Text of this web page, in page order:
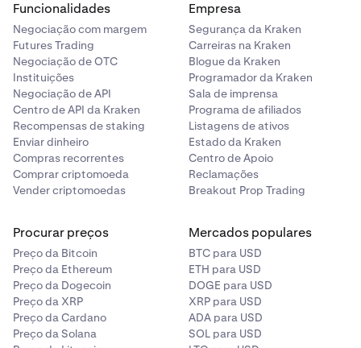
o volume da próxima ordem de venda (0,01107871 BTC
a 46.292,5 USD).
Nota: os preços no livro de ordens podem mudar até ao
momento em que coloca a sua ordem. Se quiser que a
sua ordem seja executada apenas como maker,
selecione a opção "
" no formulário de Ordem.
Esta funcionalidade cancelará a sua ordem de compra
limite se corresponder ao lado de venda do livro de
ordens.
No exemplo abaixo, um comprador está interessado em
adquirir 10,21532577 BTC por 43.340,0 USD. Se
pretendesse vender mais BTC do que isso, precisaria de
consultar o preço e o volume da próxima ordem de
compra (0,3147 BTC a 43.337,50 USD).
Nota: os preços no livro de ordens podem mudar até ao
momento em que coloca a sua ordem. Se quiser que a
sua ordem seja executada apenas como maker,
selecione a opção
no formulário de Ordem.
limite se corresponder imediatamente ao lado de
compra do livro de ordens.
Funcionalidades
Negociação com margem
Futures Trading
Negociação de OTC
Instituições
Negociação de API
Centro de API da Kraken
Recompensas de staking
Enviar dinheiro
Compras recorrentes
Comprar criptomoeda
Vender criptomoedas
Empresa
Segurança da Kraken
Carreiras na Kraken
Blogue da Kraken
Programador da Kraken
Sala de imprensa
Programa de afiliados
Listagens de ativos
Estado da Kraken
Centro de Apoio
Reclamações
Breakout Prop Trading
Procurar preços
Preço da Bitcoin
Preço da Ethereum
Preço da Dogecoin
Preço da XRP
Preço da Cardano
Preço da Solana
Mercados populares
BTC para USD
ETH para USD
DOGE para USD
XRP para USD
ADA para USD
SOL para USD